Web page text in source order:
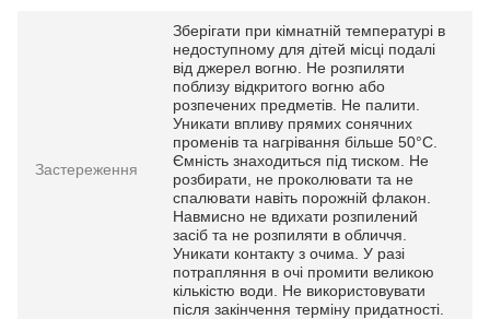
Застереження
Зберігати при кімнатній температурі в
недоступному для дітей місці подалі
від джерел вогню. Не розпиляти
поблизу відкритого вогню або
розпечених предметів. Не палити.
Уникати впливу прямих сонячних
променів та нагрівання більше 50°C.
Ємність знаходиться під тиском. Не
розбирати, не проколювати та не
спалювати навіть порожній флакон.
Навмисно не вдихати розпилений
засіб та не розпиляти в обличчя.
Уникати контакту з очима. У разі
потрапляння в очі промити великою
кількістю води. Не використовувати
після закінчення терміну придатності.